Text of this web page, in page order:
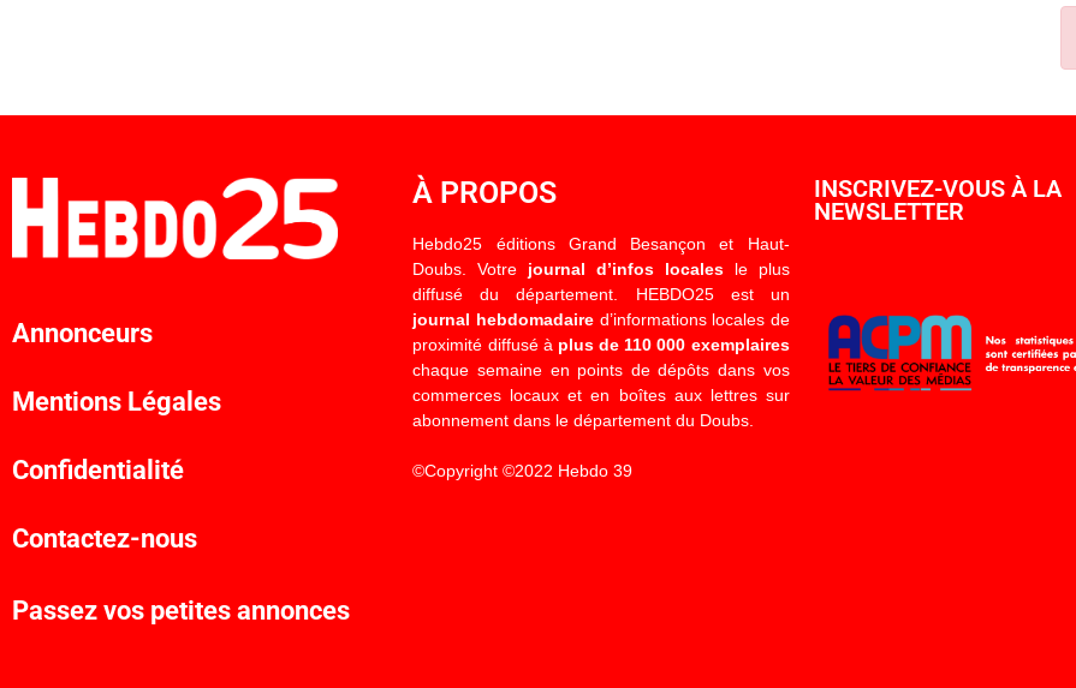
Annonceurs
Mentions Légales
Confidentialité
Contactez-nous
Passez vos petites annonces
À PROPOS
Hebdo25 éditions Grand Besançon et Haut-
Doubs. Votre journal d’infos localesle plus
diffusé du département. HEBDO25 est un
journal hebdomadaired’informations locales de
proximité diffusé à plus de 110 000 exemplaires
chaque semaine en points de dépôts dans vos
commerces locaux et en boîtes aux lettres sur
abonnement dans le département du Doubs.
©Copyright ©2022 Hebdo 39
INSCRIVEZ-VOUS À LA
NEWSLETTER